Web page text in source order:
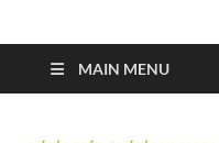
MAIN MENU